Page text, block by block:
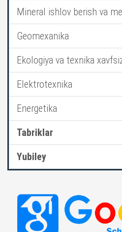
Mineral ishlov berish va
Geomexanika
Ekologiya va texnika
Elektrotexnika
Energetika
Tabriklar
Yubiley